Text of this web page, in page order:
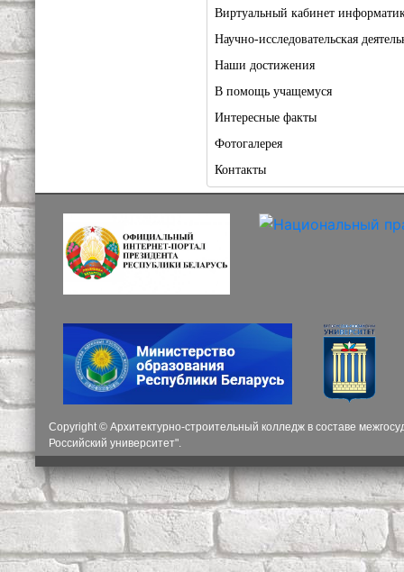
Виртуальный кабинет
Научно-исследовательская
Наши достижения
В помощь учащемуся
Интересные факты
Фотогалерея
Контакты
Copyright © Архитектурно-строительный колледж в составе
Российский университет".